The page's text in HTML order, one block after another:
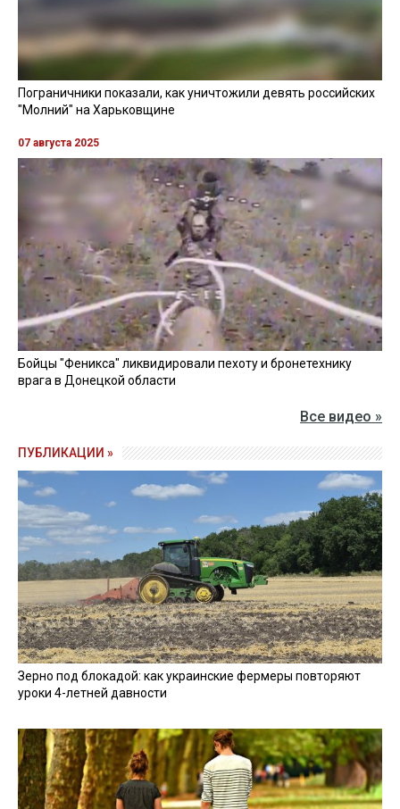
Пограничники показали, как уничтожили девять российских
"Молний" на Харьковщине
07 августа 2025
Бойцы "Феникса" ликвидировали пехоту и бронетехнику
врага в Донецкой области
Все видео »
ПУБЛИКАЦИИ »
Зерно под блокадой: как украинские фермеры повторяют
уроки 4-летней давности